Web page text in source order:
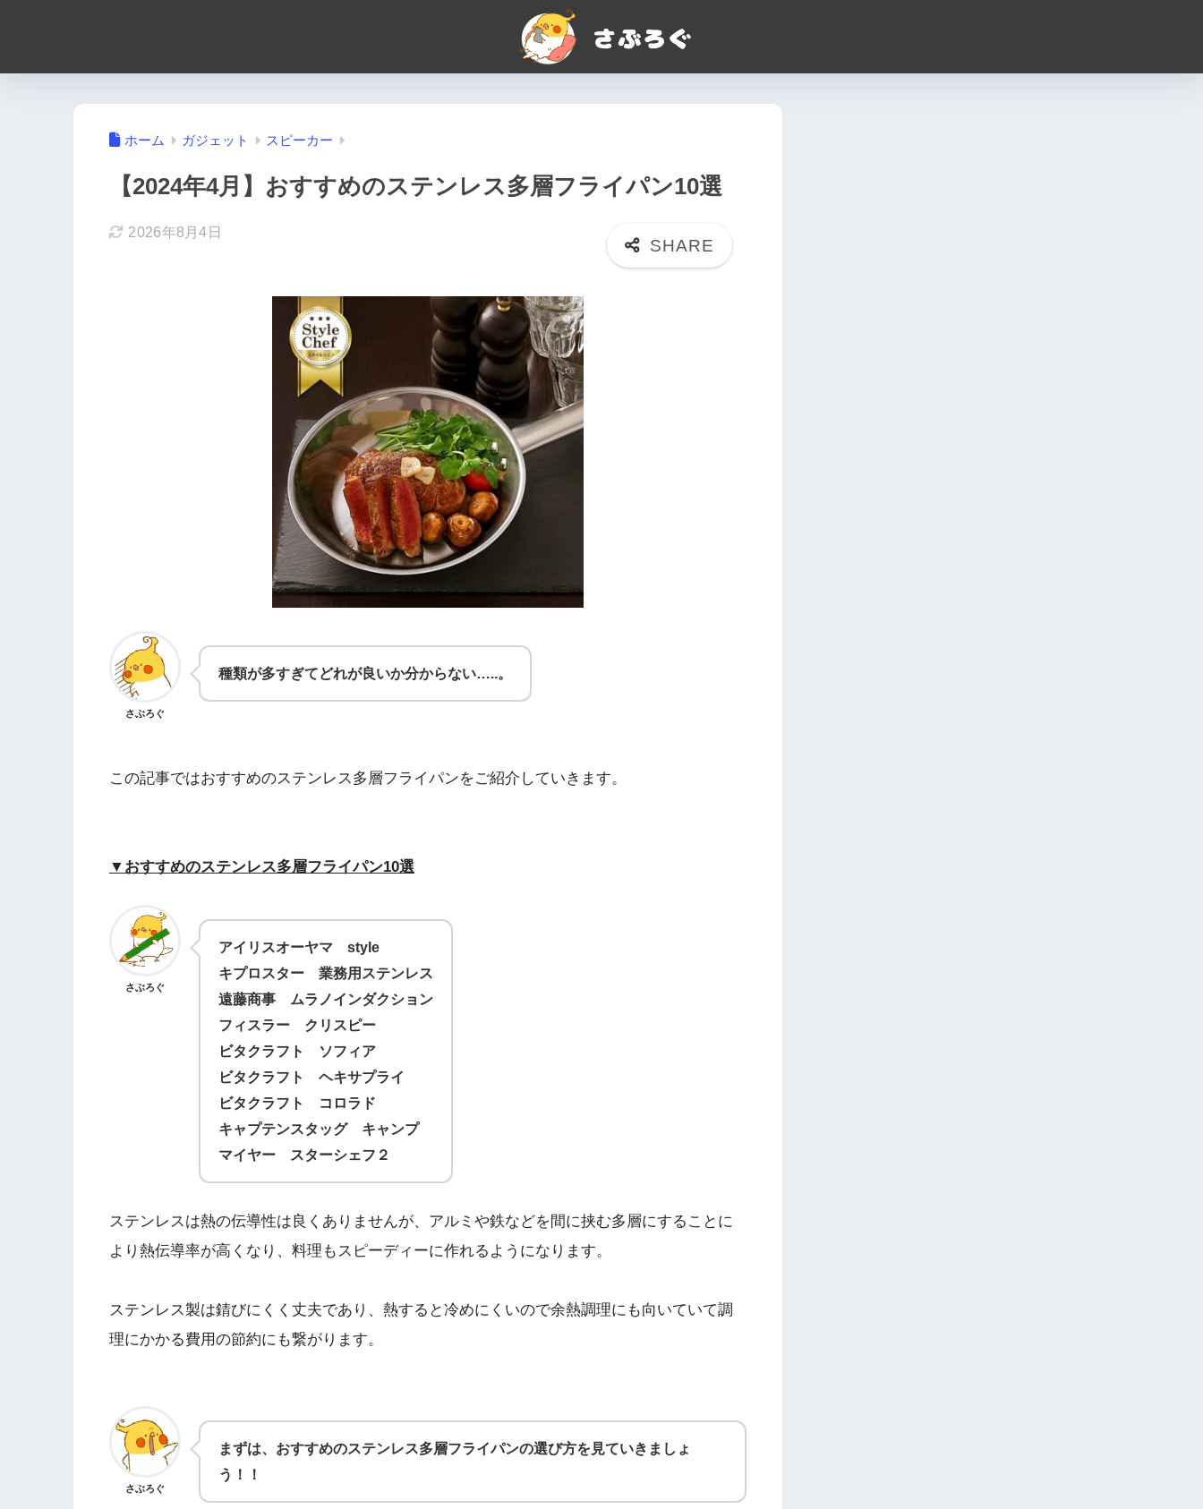
ホーム ガジェット スピーカー
【2024年4月】おすすめのステンレス多層フライパン10選
2026年8月4日
さぶろぐ
種類が多すぎてどれが良いか分からない…..。
この記事ではおすすめのステンレス多層フライパンをご紹介していきます。
▼おすすめのステンレス多層フライパン10選
さぶろぐ
アイリスオーヤマ style
キプロスター 業務用ステンレス
遠藤商事 ムラノインダクション
フィスラー クリスピー
ビタクラフト ソフィア
ビタクラフト ヘキサプライ
ビタクラフト コロラド
キャプテンスタッグ キャンプ
マイヤー スターシェフ２
ステンレスは熱の伝導性は良くありませんが、アルミや鉄などを間に挟む多層にすることに
より熱伝導率が高くなり、料理もスピーディーに作れるようになります。
ステンレス製は錆びにくく丈夫であり、熱すると冷めにくいので余熱調理にも向いていて調
理にかかる費用の節約にも繋がります。
さぶろぐ
まずは、おすすめのステンレス多層フライパンの選び方を見ていきましょ
う！！